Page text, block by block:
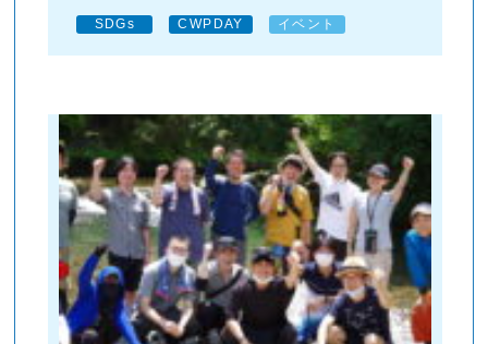
SDGs CWPDAY イベント